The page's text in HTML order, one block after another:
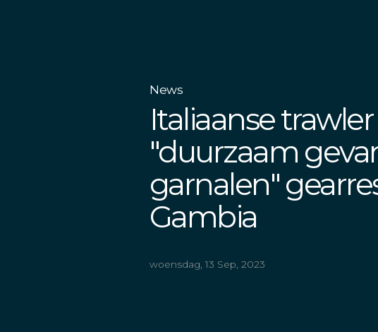
News
Italiaanse
"duurzaam
garnalen"
Gambia
woensdag, 13 Sep, 2023